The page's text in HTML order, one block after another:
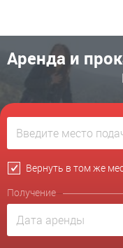
Аренда и
Вернуть в том же
Получение